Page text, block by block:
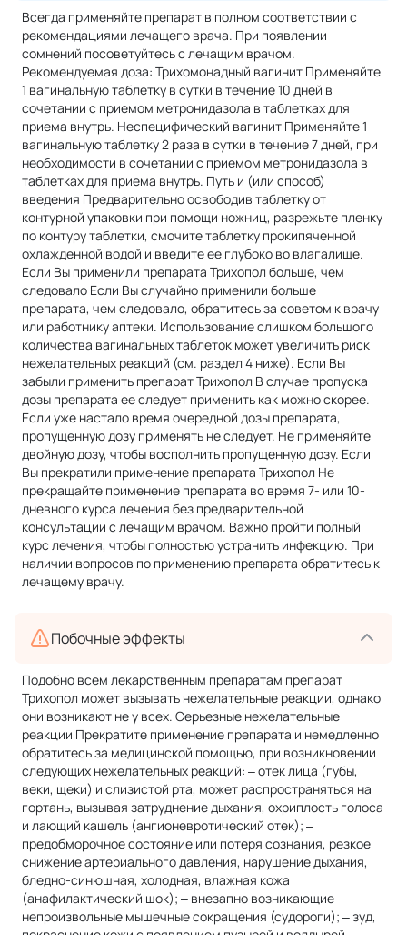
Всегда применяйте препарат в полном соответствии с
рекомендациями лечащего врача. При появлении
сомнений посоветуйтесь с лечащим врачом.
Рекомендуемая доза: Трихомонадный вагинит Применяйте
1 вагинальную таблетку в сутки в течение 10 дней в
сочетании с приемом метронидазола в таблетках для
приема внутрь. Неспецифический вагинит Применяйте 1
вагинальную таблетку 2 раза в сутки в течение 7 дней, при
необходимости в сочетании с приемом метронидазола в
таблетках для приема внутрь. Путь и (или способ)
введения Предварительно освободив таблетку от
контурной упаковки при помощи ножниц, разрежьте пленку
по контуру таблетки, смочите таблетку прокипяченной
охлажденной водой и введите ее глубоко во влагалище.
Если Вы применили препарата Трихопол больше, чем
следовало Если Вы случайно применили больше
препарата, чем следовало, обратитесь за советом к врачу
или работнику аптеки. Использование слишком большого
количества вагинальных таблеток может увеличить риск
нежелательных реакций (см. раздел 4 ниже). Если Вы
забыли применить препарат Трихопол В случае пропуска
дозы препарата ее следует применить как можно скорее.
Если уже настало время очередной дозы препарата,
пропущенную дозу применять не следует. Не применяйте
двойную дозу, чтобы восполнить пропущенную дозу. Если
Вы прекратили применение препарата Трихопол Не
прекращайте применение препарата во время 7- или 10-
дневного курса лечения без предварительной
консультации с лечащим врачом. Важно пройти полный
курс лечения, чтобы полностью устранить инфекцию. При
наличии вопросов по применению препарата обратитесь к
лечащему врачу.
Побочные эффекты
Подобно всем лекарственным препаратам препарат
Трихопол может вызывать нежелательные реакции, однако
они возникают не у всех. Серьезные нежелательные
реакции Прекратите применение препарата и немедленно
обратитесь за медицинской помощью, при возникновении
следующих нежелательных реакций: ‒ отек лица (губы,
веки, щеки) и слизистой рта, может распространяться на
гортань, вызывая затруднение дыхания, охриплость голоса
и лающий кашель (ангионевротический отек); ‒
предобморочное состояние или потеря сознания, резкое
снижение артериального давления, нарушение дыхания,
бледно-синюшная, холодная, влажная кожа
(анафилактический шок); ‒ внезапно возникающие
непроизвольные мышечные сокращения (судороги); ‒ зуд,